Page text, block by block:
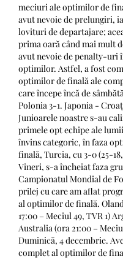
meciuri ale optimilor de
avut nevoie de prelungiri,
lovituri de departajare;
prima oară când mai mult
avut nevoie de penalty-uri
optimilor. Astfel, a fost
optimilor de finală ale
care începe încă de
Polonia 3-1. Japonia -
Junioarele noastre s-au
primele opt echipe ale
învins categoric, în faza
finală, Turcia, cu 3-0 (25-
Vineri, s-a încheiat faza
Campionatul Mondial de
prilej cu care am aflat
al optimilor de finală.
17:00 – Meciul 49, TVR 1)
Australia (ora 21:00 –
Duminică, 4 decembrie.
complet al optimilor de